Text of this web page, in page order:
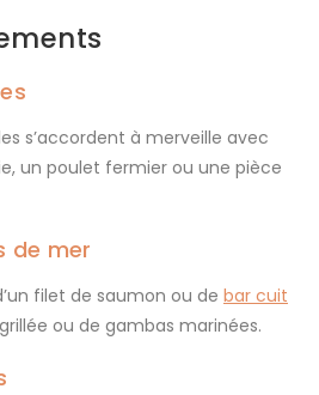
s’accordent à merveille avec
un poulet fermier ou une pièce
de mer
filet de saumon ou de bar cuit
ou de gambas marinées.